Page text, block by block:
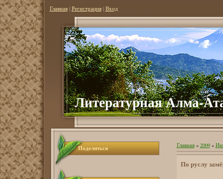
Главная| Регистрация| Вход
Литературная Алма-
Поделиться Главная» 2009 »
По руслу